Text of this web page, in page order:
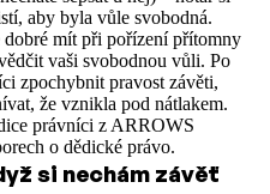
aby byla vůle svobodná.
mít při pořízení přítomny
vaši svobodnou vůli. Po
zpochybnit pravost závěti,
že vznikla pod nátlakem.
právníci z ARROWS
o dědické právo.
si nechám závěť